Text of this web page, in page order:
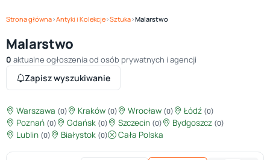
Strona główna›Antyki i Kolekcje›Sztuka›Malarstwo
Malarstwo
0 aktualne ogłoszenia od osób prywatnych i agencji
Zapisz wyszukiwanie
Warszawa (0) Kraków (0) Wrocław (0) Łódź (0)
Poznań (0) Gdańsk (0) Szczecin (0) Bydgoszcz (0)
Lublin (0) Białystok (0) Cała Polska